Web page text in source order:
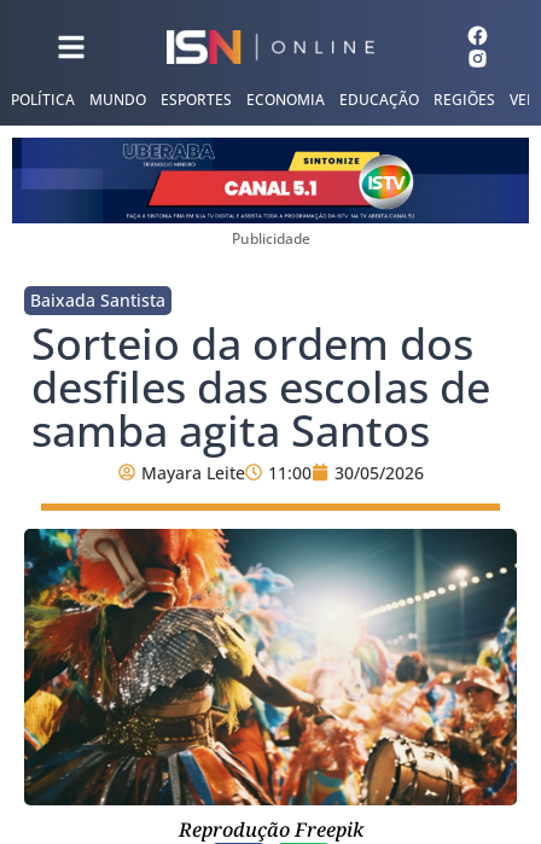
POLÍTICA MUNDO ESPORTES ECONOMIA EDUCAÇÃO REGIÕES
Publicidade
Baixada Santista
Sorteio da ordem dos
desfiles das escolas de
samba agita Santos
Mayara Leite 11:00 30/05/2026
Reprodução Freepik